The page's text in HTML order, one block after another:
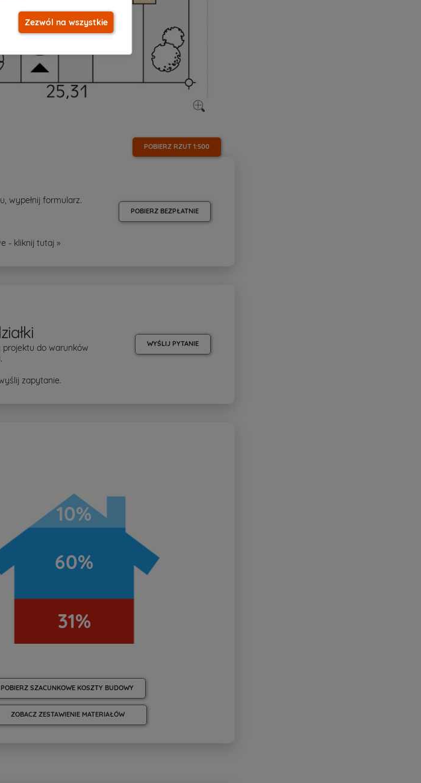
POBIERZ RZUT 1:500
wypełnij formularz.
- kliknijtutaj »
POBIERZ BEZPŁATNIE
do warunków
zapytanie.
WYŚLIJ PYTANIE
10%
60%
31%
POBIERZ SZACUNKOWE KOSZTY BUDOWY
ZOBACZ ZESTAWIENIE MATERIAŁÓW
Zezwól na wszystkie